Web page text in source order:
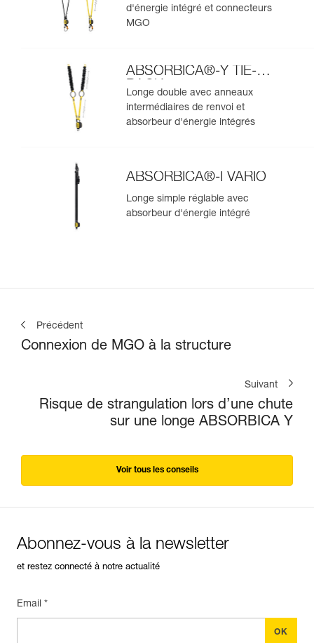
d'énergie intégré et connecteurs
MGO
ABSORBICA®-Y TIE-
BACK
Longe double avec anneaux
intermédiaires de renvoi et
absorbeur d'énergie intégrés
ABSORBICA®-I VARIO
Longe simple réglable avec
absorbeur d'énergie intégré
Précédent
Connexion de MGO à la structure
Suivant
Risque de strangulation lors d’une chute
sur une longe ABSORBICA Y
Voir tous les conseils
Abonnez-vous à la newsletter
et restez connecté à notre actualité
Email *